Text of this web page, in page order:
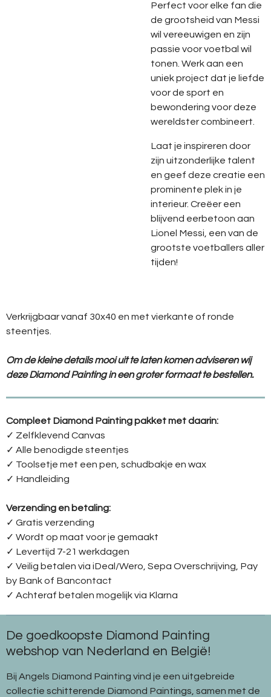
Perfect voor elke fan die
de grootsheid van Messi
wil vereeuwigen en zijn
passie voor voetbal wil
tonen. Werk aan een
uniek project dat je liefde
voor de sport en
bewondering voor deze
wereldster combineert.
Laat je inspireren door
zijn uitzonderlijke talent
en geef deze creatie een
prominente plek in je
interieur. Creëer een
blijvend eerbetoon aan
Lionel Messi, een van de
grootste voetballers aller
tijden!
Verkrijgbaar vanaf 30x40 en met vierkante of ronde
steentjes.
Om de kleine details mooi uit te laten komen adviseren wij
deze Diamond Painting in een groter formaat te bestellen.
Compleet Diamond Painting pakket met daarin:
✓ Zelfklevend Canvas
✓ Alle benodigde steentjes
✓ Toolsetje met een pen, schudbakje en wax
✓ Handleiding
Verzending en betaling:
✓ Gratis verzending
✓ Wordt op maat voor je gemaakt
✓ Levertijd 7-21 werkdagen
✓ Veilig betalen via iDeal/Wero, Sepa Overschrijving, Pay
by Bank of Bancontact
✓ Achteraf betalen mogelijk via Klarna
De goedkoopste Diamond Painting
webshop van Nederland en België!
Bij Angels Diamond Painting vind je een uitgebreide
collectie schitterende Diamond Paintings, samen met de